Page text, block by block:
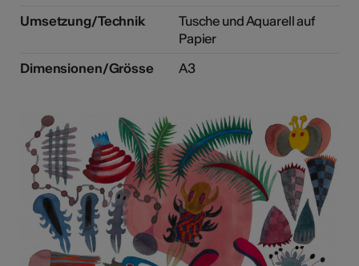
Umsetzung/Technik
Tusche und Aquarell auf
Papier
Dimensionen/Grösse
A3